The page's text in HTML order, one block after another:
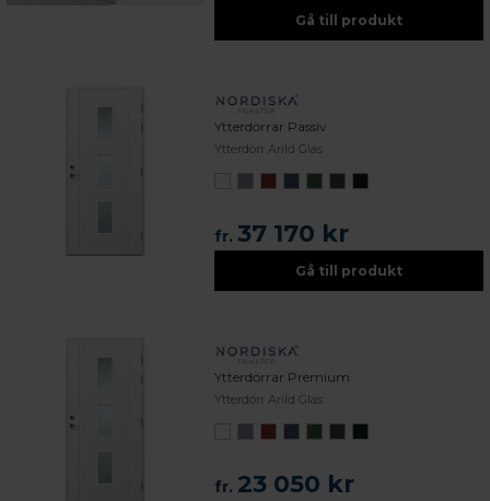
Gå till produkt
Ytterdörrar Passiv
Ytterdörr Arild Glas
fr. 37 170 kr
Gå till produkt
Ytterdörrar Premium
Ytterdörr Arild Glas
fr. 23 050 kr